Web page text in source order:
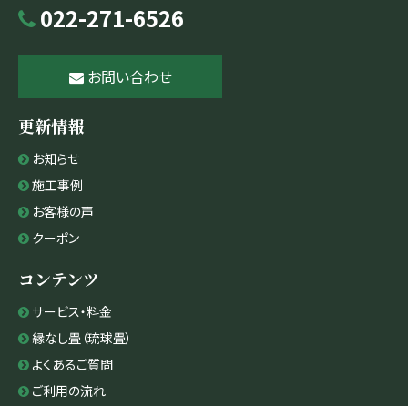
022-271-6526
お問い合わせ
更新情報
お知らせ
施工事例
お客様の声
クーポン
コンテンツ
サービス・料金
縁なし畳（琉球畳）
よくあるご質問
ご利用の流れ